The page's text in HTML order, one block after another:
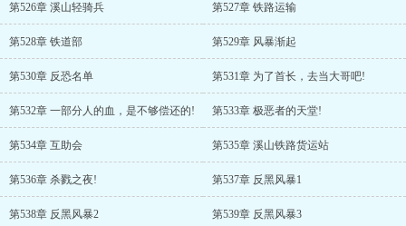
第526章 溪山轻骑兵 第527章 铁路运输
第528章 铁道部 第529章 风暴渐起
第530章 反恐名单 第531章 为了首长，去当大哥吧!
第532章 一部分人的血，是不够偿还的! 第533章 极恶者的天堂!
第534章 互助会 第535章 溪山铁路货运站
第536章 杀戮之夜! 第537章 反黑风暴1
第538章 反黑风暴2 第539章 反黑风暴3